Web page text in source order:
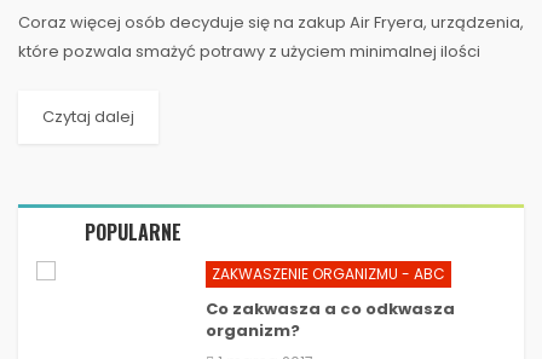
Coraz więcej osób decyduje się na zakup Air Fryera, urządzenia,
które pozwala smażyć potrawy z użyciem minimalnej ilości
Czytaj dalej
POPULARNE
ZAKWASZENIE ORGANIZMU - ABC
Co zakwasza a co odkwasza
organizm?